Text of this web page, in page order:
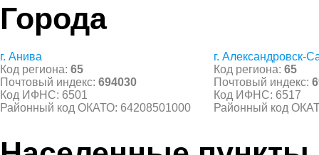
Города
г. Анива
Код региона: 65
Почтовый индекс: 694030
Код ИФНС: 6501
Районный код ОКАТО: 64208501000
г. Александровск-
Код региона: 65
Почтовый индекс:
Код ИФНС: 6517
Районный код